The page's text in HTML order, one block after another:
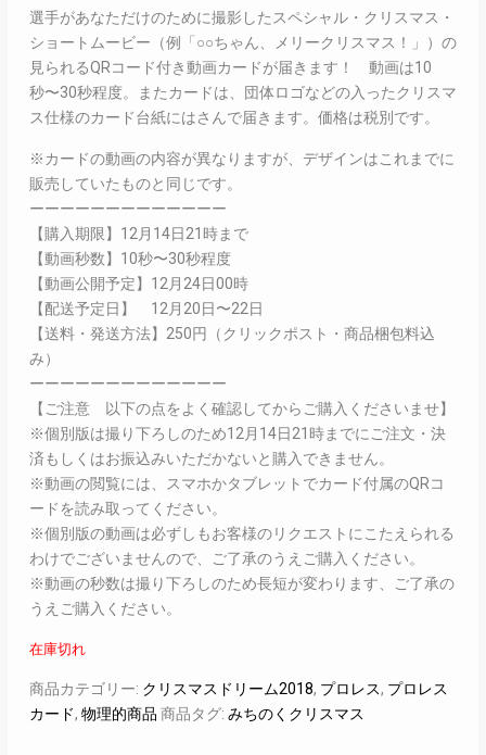
選手があなただけのために撮影したスペシャル・クリスマス・
ショートムービー（例「○○ちゃん、メリークリスマス！」）の
見られるQRコード付き動画カードが届きます！ 動画は10
秒〜30秒程度。またカードは、団体ロゴなどの入ったクリスマ
ス仕様のカード台紙にはさんで届きます。価格は税別です。
※カードの動画の内容が異なりますが、デザインはこれまでに
販売していたものと同じです。
ーーーーーーーーーーーーー
【購入期限】12月14日21時まで
【動画秒数】10秒〜30秒程度
【動画公開予定】12月24日00時
【配送予定日】 12月20日〜22日
【送料・発送方法】250円（クリックポスト・商品梱包料込
み）
ーーーーーーーーーーーーー
【ご注意 以下の点をよく確認してからご購入くださいませ】
※個別版は撮り下ろしのため12月14日21時までにご注文・決
済もしくはお振込みいただかないと購入できません。
※動画の閲覧には、スマホかタブレットでカード付属のQRコ
ードを読み取ってください。
※個別版の動画は必ずしもお客様のリクエストにこたえられる
わけでございませんので、ご了承のうえご購入ください。
※動画の秒数は撮り下ろしのため長短が変わります、ご了承の
うえご購入ください。
在庫切れ
商品カテゴリー: クリスマスドリーム2018, プロレス, プロレス
カード, 物理的商品 商品タグ: みちのくクリスマス